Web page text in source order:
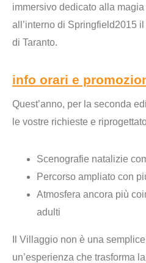
immersivo dedicato alla
all’interno di Springfield2015
di Taranto.
info orari e
Quest’anno, per la seconda
le vostre richieste e
Scenografie natalizie
Percorso ampliato con
Atmosfera ancora più
adulti
Il Villaggio non è una
un’esperienza che trasforma